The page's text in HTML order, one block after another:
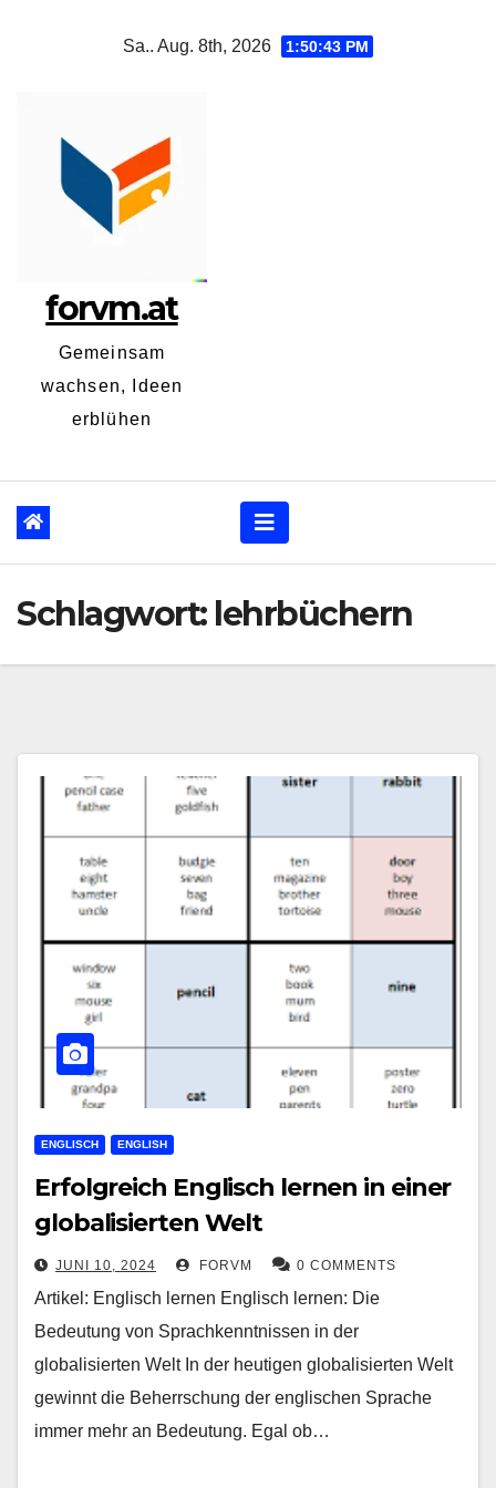
Sa.. Aug. 8th, 2026 1:50:43 PM
forvm.at
Gemeinsam
wachsen, Ideen
erblühen
Schlagwort: lehrbüchern
ENGLISCH ENGLISH
Erfolgreich Englisch lernen in einer
globalisierten Welt
JUNI 10, 2024 FORVM 0 COMMENTS
Artikel: Englisch lernen Englisch lernen: Die
Bedeutung von Sprachkenntnissen in der
globalisierten Welt In der heutigen globalisierten Welt
gewinnt die Beherrschung der englischen Sprache
immer mehr an Bedeutung. Egal ob…